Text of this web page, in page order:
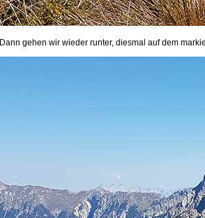
Dann gehen wir wieder runter, diesmal auf dem